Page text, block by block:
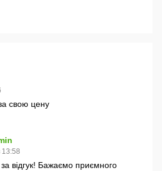
свою цену
13:58
відгук! Бажаємо приємного